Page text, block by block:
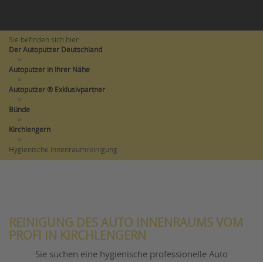
Sie befinden sich hier:
Der Autoputzer Deutschland
>
Autoputzer in Ihrer Nähe
>
Autoputzer ® Exklusivpartner
>
Bünde
>
Kirchlengern
>
Hygienische Innenraumreinigung
REINIGUNG DES AUTO INNENRAUMS VOM
PROFI IN KIRCHLENGERN
Sie suchen eine hygienische professionelle Auto